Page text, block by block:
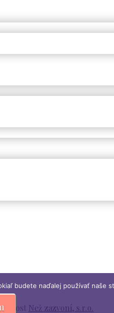
Než zazvoní, s.r.o.
budete naďalej používať naše